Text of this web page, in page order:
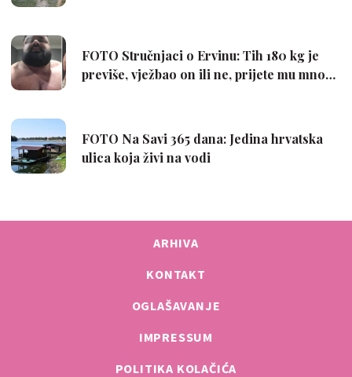
ARHIVA
KONTAKT
OGLAŠAVANJE
IMPRESSUM
POLITIKA KOLAČIĆA